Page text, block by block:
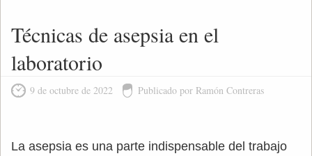
Técnicas de asepsia en el
laboratorio
9 de octubre de 2022 Publicado por Ramón Contreras
La asepsia es una parte indispensable del trabajo